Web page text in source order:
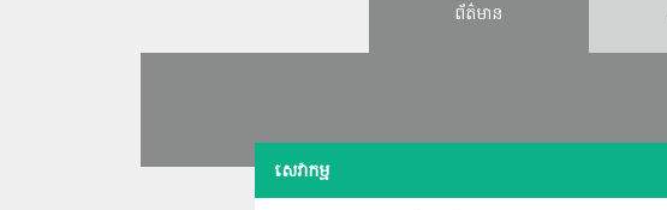
ព័ត៌មាន
សេវាកម្ម